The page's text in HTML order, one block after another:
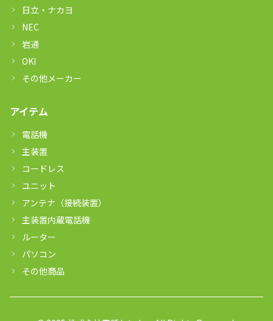
日立・ナカヨ
NEC
岩通
OKI
その他メーカー
アイテム
電話機
主装置
コードレス
ユニット
アンテナ（接続装置）
主装置内蔵電話機
ルーター
パソコン
その他商品